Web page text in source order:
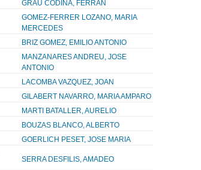
GRAU CODINA, FERRAN
GOMEZ-FERRER LOZANO, MARIA
MERCEDES
BRIZ GOMEZ, EMILIO ANTONIO
MANZANARES ANDREU, JOSE
ANTONIO
LACOMBA VAZQUEZ, JOAN
GILABERT NAVARRO, MARIA AMPARO
MARTI BATALLER, AURELIO
BOUZAS BLANCO, ALBERTO
GOERLICH PESET, JOSE MARIA
SERRA DESFILIS, AMADEO